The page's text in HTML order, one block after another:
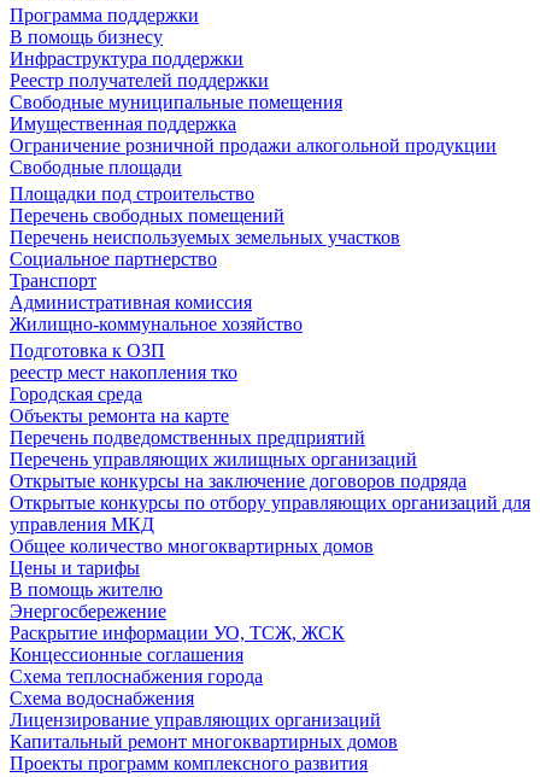
Программа поддержки
В помощь бизнесу
Инфраструктура поддержки
Реестр получателей поддержки
Свободные муниципальные помещения
Имущественная поддержка
Ограничение розничной продажи алкогольной продукции
Свободные площади
Площадки под строительство
Перечень свободных помещений
Перечень неиспользуемых земельных участков
Социальное партнерство
Транспорт
Административная комиссия
Жилищно-коммунальное хозяйство
Подготовка к ОЗП
реестр мест накопления тко
Городская среда
Объекты ремонта на карте
Перечень подведомственных предприятий
Перечень управляющих жилищных организаций
Открытые конкурсы на заключение договоров подряда
Открытые конкурсы по отбору управляющих организаций для
управления МКД
Общее количество многоквартирных домов
Цены и тарифы
В помощь жителю
Энергосбережение
Раскрытие информации УО, ТСЖ, ЖСК
Концессионные соглашения
Схема теплоснабжения города
Схема водоснабжения
Лицензирование управляющих организаций
Капитальный ремонт многоквартирных домов
Проекты программ комплексного развития